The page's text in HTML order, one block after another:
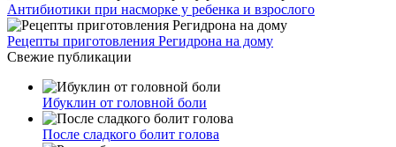
Антибиотики при насморке у ребенка и взрослого
Рецепты приготовления Регидрона на дому
Свежие публикации
Ибуклин от головной боли
После сладкого болит голова